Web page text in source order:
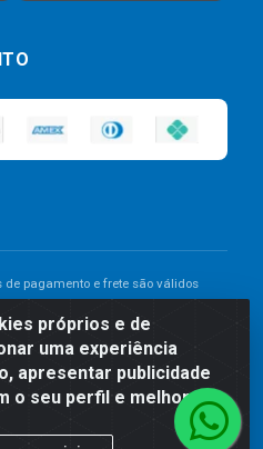
próprios e de
uma experiência
apresentar publicidade
o seu perfil e melhorar a
de pagamento e frete são válidos
será válido o preço que for
site no momento do pagamento.
e disponibilidade do estoque.
meramente ilustrativas.
LTDA - Av. Congresso